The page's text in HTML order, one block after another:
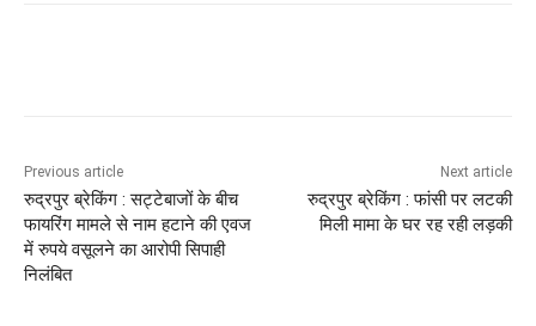
Previous article
रुद्रपुर ब्रेकिंग : सट्टेबाजों के बीच
फायरिंग मामले से नाम हटाने की एवज
में रुपये वसूलने का आरोपी सिपाही
निलंबित
Next article
रुद्रपुर ब्रेकिंग : फांसी पर लटकी
मिली मामा के घर रह रही लड़की